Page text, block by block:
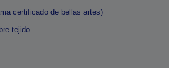
certificado de bellas artes)
tejido